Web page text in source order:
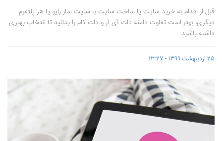
قبل از اقدام به خرید سایت یا ساخت سایت با سایت ساز رایو یا هر پلتفرم
دیگری، بهتر است تفاوت دامنه دات آی آر و دات کام را بدانید تا انتخاب بهتری
داشته باشید
25 اردیبهشت 1399 - 13:27